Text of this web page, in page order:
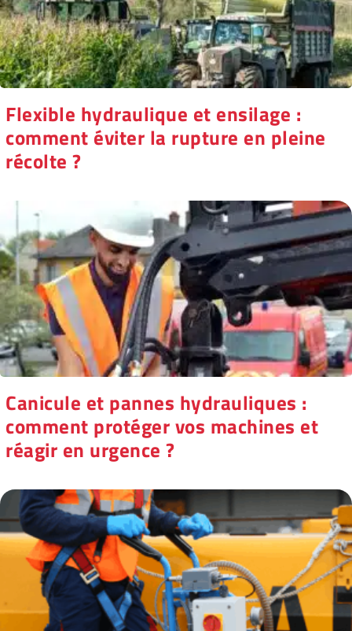
Flexible hydraulique et ensilage :
comment éviter la rupture en pleine
récolte ?
Canicule et pannes hydrauliques :
comment protéger vos machines et
réagir en urgence ?